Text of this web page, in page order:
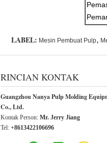
LABEL: Mesin Pembuat Pulp,
RINCIAN KONTAK
Guangzhou Nanya Pulp Molding
Co., Ltd.
Kontak Person: Mr. Jerry Jiang
Tel: +8613422106696